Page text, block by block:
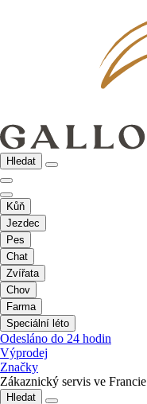
Hledat
Kůň
Jezdec
Pes
Chat
Zvířata
Chov
Farma
Speciální léto
Odesláno do 24 hodin
Výprodej
Značky
Zákaznický servis ve Francie
Hledat